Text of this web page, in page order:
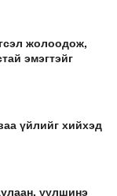
жолоодож,
эмэгтэйг
үйлийг хийхэд
үүлшинэ